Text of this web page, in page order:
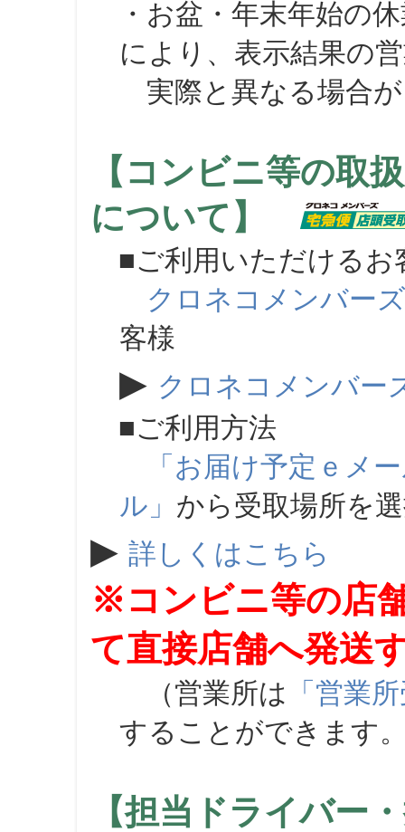
・お盆・年末年始の
により、表示結果の
実際と異なる場合が
【コンビニ等の取
について】
■ご利用いただけるお
クロネコメンバーズ
客様
▶ クロネコメンバー
■ご利用方法
「お届け予定ｅメ
ル」 から受取場所を
▶ 詳しくはこちら
※コンビニ等の店
て直接店舗へ発送
（営業所は 「営業
することができます
【担当ドライバー